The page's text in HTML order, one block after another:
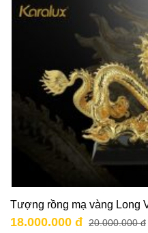
Tượng rồng mạ vàng Long
18.000.000 đ 20.000.000 đ